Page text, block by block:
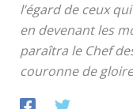
l’égard de ceux
en devenant les
paraîtra le Chef
couronne de